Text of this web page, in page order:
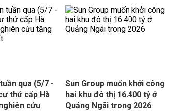
qua (5/7 -
thứ cấp Hà
cứu
Sun Group muốn khởi công
hai khu đô thị 16.400 tỷ ở
Quảng Ngãi trong 2026